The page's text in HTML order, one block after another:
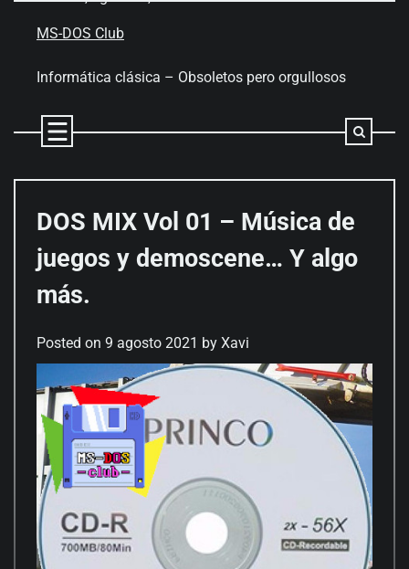
MS-DOS Club
Informática clásica – Obsoletos pero orgullosos
DOS MIX Vol 01 – Música de
juegos y demoscene… Y algo
más.
Posted on 9 agosto 2021 by Xavi